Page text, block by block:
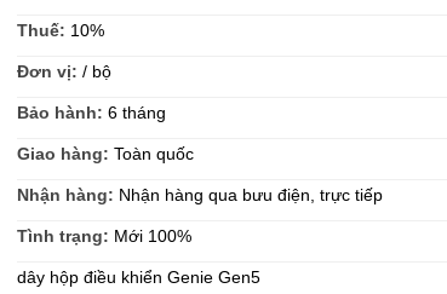
Thuế: 10%
Đơn vị: / bộ
Bảo hành: 6 tháng
Giao hàng: Toàn quốc
Nhận hàng: Nhận hàng qua bưu điện, trực tiếp
Tình trạng: Mới 100%
dây hộp điều khiển Genie Gen5